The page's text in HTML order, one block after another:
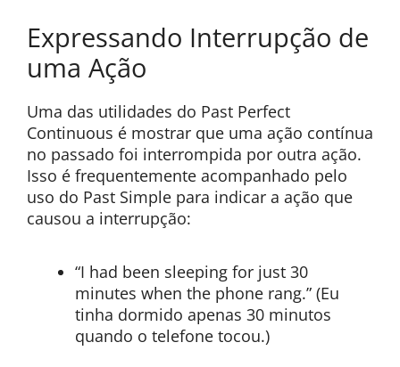
Expressando Interrupção de
uma Ação
Uma das utilidades do Past Perfect
Continuous é mostrar que uma ação contínua
no passado foi interrompida por outra ação.
Isso é frequentemente acompanhado pelo
uso do Past Simple para indicar a ação que
causou a interrupção:
“I had been sleeping for just 30
minutes when the phone rang.” (Eu
tinha dormido apenas 30 minutos
quando o telefone tocou.)